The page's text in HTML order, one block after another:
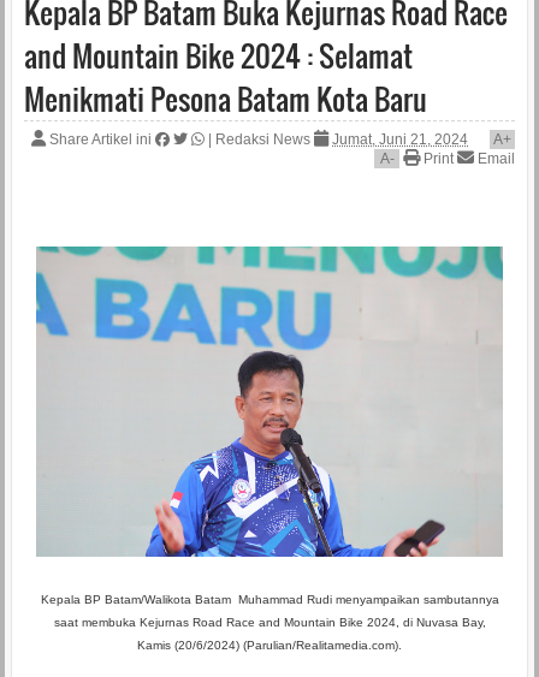
Kepala BP Batam Buka Kejurnas Road Race
and Mountain Bike 2024 : Selamat
Menikmati Pesona Batam Kota Baru
Share Artikel ini Redaksi News Jumat, Juni 21, 2024 A+
A- Print Email
Kepala BP Batam/Walikota Batam Muhammad Rudi menyampaikan sambutannya
saat membuka Kejurnas Road Race and Mountain Bike 2024, di Nuvasa Bay,
Kamis (20/6/2024) (Parulian/Realitamedia.com).